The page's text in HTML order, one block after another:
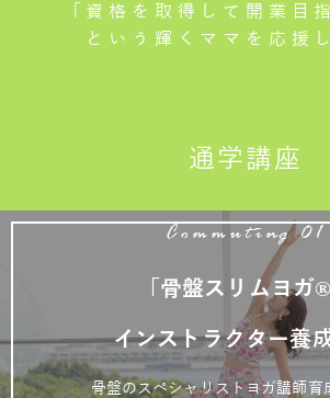
「資格を取得して開業目
という輝くママを応援
通学講座
Commuting 01
「骨盤スリムヨガ®
インストラクター養
骨盤のスペシャリストヨガ講師育